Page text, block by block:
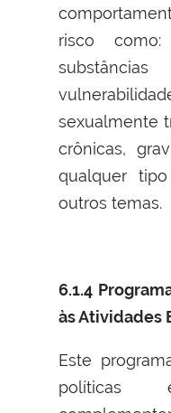
risco
sexualmente
crônicas,
qualquer
outros temas.
6.1.4
às Atividades
Este